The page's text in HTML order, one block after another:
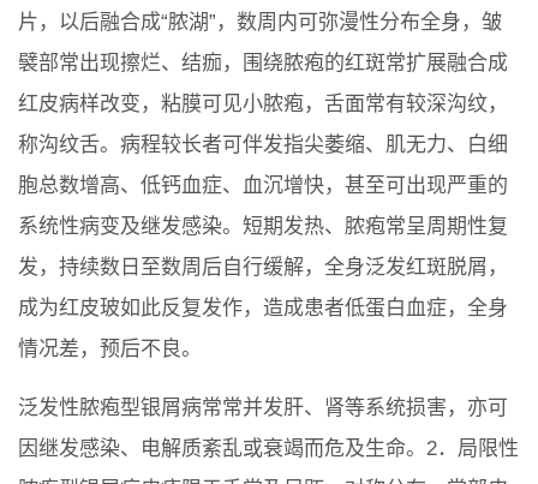
片，以后融合成“脓湖”，数周内可弥漫性分布全身，皱
襞部常出现擦烂、结痂，围绕脓疱的红斑常扩展融合成
红皮病样改变，粘膜可见小脓疱，舌面常有较深沟纹，
称沟纹舌。病程较长者可伴发指尖萎缩、肌无力、白细
胞总数增高、低钙血症、血沉增快，甚至可出现严重的
系统性病变及继发感染。短期发热、脓疱常呈周期性复
发，持续数日至数周后自行缓解，全身泛发红斑脱屑，
成为红皮玻如此反复发作，造成患者低蛋白血症，全身
情况差，预后不良。
泛发性脓疱型银屑病常常并发肝、肾等系统损害，亦可
因继发感染、电解质紊乱或衰竭而危及生命。2．局限性